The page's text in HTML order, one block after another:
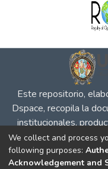
Este repositorio,
Dspace, recopila la
institucionales,
desempeño en
propiedad intelectual y
su difusión en el
We collect and process
following purposes:
Acknowledgement and